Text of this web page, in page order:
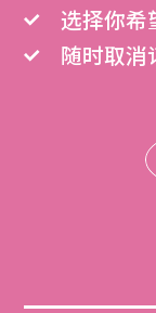
选择你希
随时取消